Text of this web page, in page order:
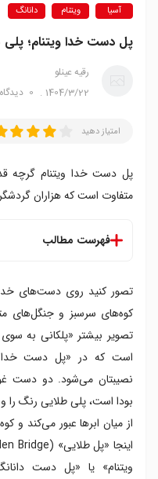
آسیا ویتنام دانانگ
پل دست خدا ویتنام؛
رقیه عینلو
1404/3/22
0 دیدگاه
امتیاز دهید
پل دست خدا ویتنام گرچه
متفاوت است که هزاران
فهرست مطالب
دسترسی به پل دست
معرفی پل دست خدا
هزینه و ساعت بازدید
ساعت بازدید از
نحوه تهیه بلیط پل
قیمت بلیط ورودی
تاریخچه پل طلایی ویتنام
چرا باید از پل دست خدا
بهترین زمان بازدید از
بهترین زمان بر
تصور کنید روی دست‌های
کوه‌های سرسبز و جنگل‌های
تصویر بیشتر «پلکانی به
نصیبتان می‌شود. دو دست
بودا است، پلی طلایی رنگ
از میان ابرها عبور می‌کند و